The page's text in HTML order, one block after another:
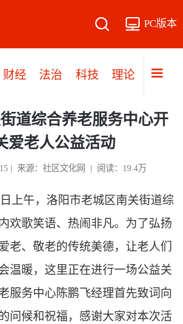
PC版本
财经 法治 科技 理论 党建
道综合养老服务中心开
爱老人公益活动
| 来源：社区文化网 | 阅读：19.4万
上午，洛阳市老城区南关街道综
欢歌笑语、热闹非凡。为了弘扬
老、敬老的传统美德，让老人们
温暖，这里正在进行一场公益关
服务中心陈鹏飞经理首先致词向
问候和祝福，感谢大家对本次活